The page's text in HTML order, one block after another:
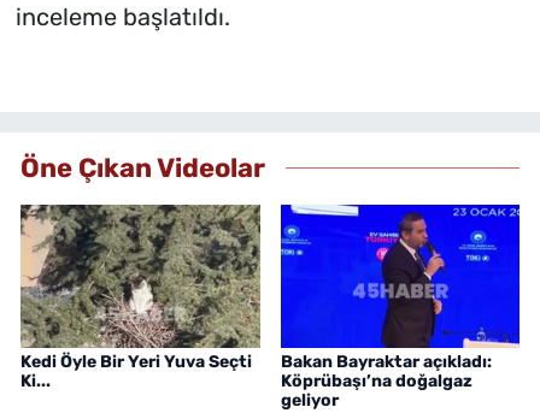
inceleme başlatıldı.
Öne Çıkan Videolar
Kedi Öyle Bir Yeri Yuva Seçti
Ki...
Bakan Bayraktar açıkladı:
Köprübaşı’na doğalgaz
geliyor